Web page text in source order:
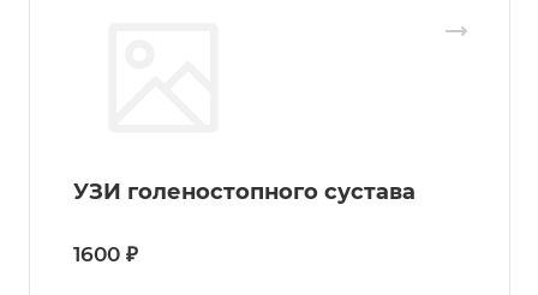
УЗИ голеностопного сустава
1600 ₽